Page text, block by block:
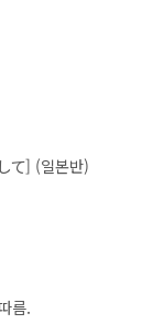
て] (일본반)
름.